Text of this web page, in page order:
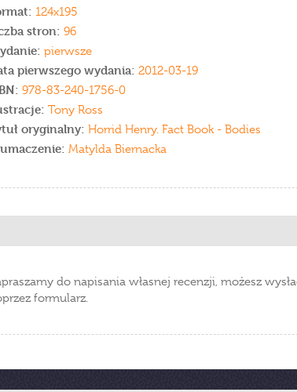
124x195
stron: 96
pierwsze
pierwszego wydania: 2012-03-19
978-83-240-1756-0
Tony Ross
oryginalny: Horrid Henry. Fact Book - Bodies
Matylda Biernacka
do napisania własnej recenzji, możesz
formularz.